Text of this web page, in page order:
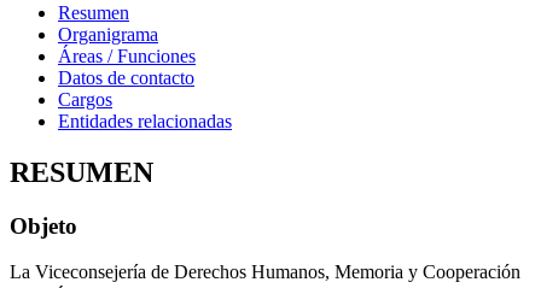
Resumen
Organigrama
Áreas / Funciones
Datos de contacto
Cargos
Entidades relacionadas
RESUMEN
Objeto
La Viceconsejería de Derechos Humanos, Memoria y Cooperación